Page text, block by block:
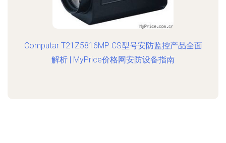
Computar T21Z5816MP CS型号安防监控产品全面
解析 | MyPrice价格网安防设备指南